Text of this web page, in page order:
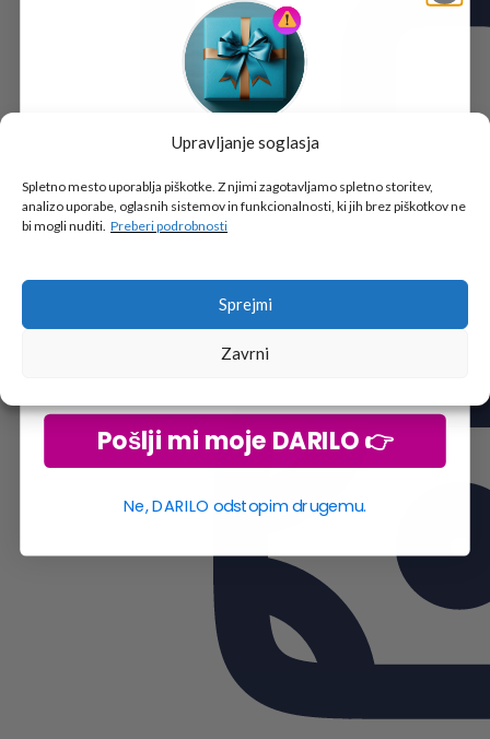
Upravljanje soglasja
Spletno mesto uporablja piškotke. Z njimi zagotavljamo spletno storitev,
analizo uporabe, oglasnih sistemov in funkcionalnosti, ki jih brez piškotkov ne
bi mogli nuditi. Preberi podrobnosti
Sprejmi
Zavrni
Tukaj je!
🎁 DARILO
Vpiši podatke za prejem darila
Pošlji mi moje DARILO 👉
Ne, DARILO odstopim drugemu.